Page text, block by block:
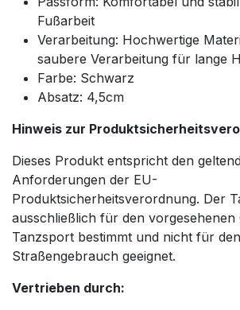
Fußarbeit
Verarbeitung: Hochwertige
saubere Verarbeitung für lange
Farbe: Schwarz
Absatz: 4,5cm
Hinweis zur
Dieses Produkt entspricht den
Anforderungen der EU-
Produktsicherheitsverordnung. Der
ausschließlich für den vorgesehenen
Tanzsport bestimmt und nicht für den
Straßengebrauch geeignet.
Vertrieben durch: